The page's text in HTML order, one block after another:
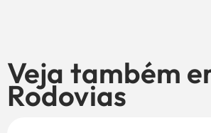
Veja também
Rodovias